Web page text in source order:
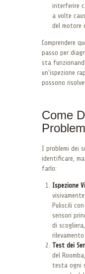
interferire
a volte
del motore
Comprendere
passo per
sta
un’ispezione
possono
Come
I problemi dei
identificare,
farlo:
Ispezione
Puliscili
sensori
di
rilevamento
Test dei
del
testa ogni